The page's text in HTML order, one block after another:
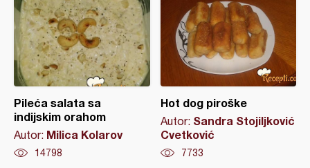
Pileća salata sa
indijskim orahom
Autor: Milica Kolarov
14798
Hot dog piroške
Autor: Sandra Stojiljković
Cvetković
7733